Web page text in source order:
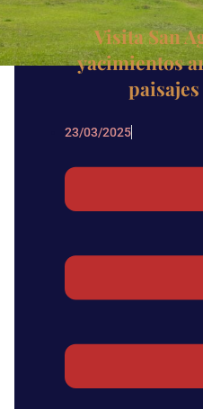
Visita San
yacimientos
23/03/2025